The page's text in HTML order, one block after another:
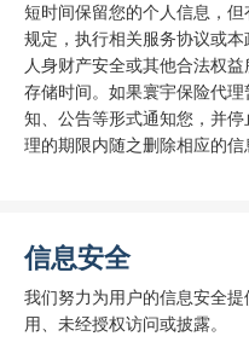
短时间保留您的个人信息，
规定，执行相关服务协议或
人身财产安全或其他合法权
存储时间。如果寰宇保险代
知、公告等形式通知您，并
理的期限内随之删除相应的信
信息安全
我们努力为用户的信息安全
用、未经授权访问或披露。